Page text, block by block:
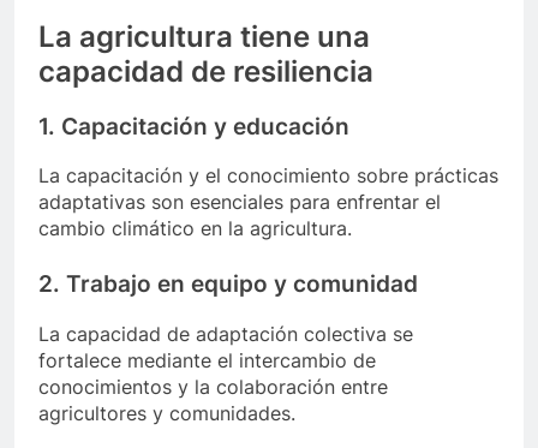
La agricultura tiene una
capacidad de resiliencia
1. Capacitación y educación
La capacitación y el conocimiento sobre prácticas
adaptativas son esenciales para enfrentar el
cambio climático en la agricultura.
2. Trabajo en equipo y comunidad
La capacidad de adaptación colectiva se
fortalece mediante el intercambio de
conocimientos y la colaboración entre
agricultores y comunidades.